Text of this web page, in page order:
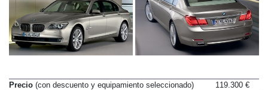
Precio (con descuento y equipamiento seleccionado)
119.300 €